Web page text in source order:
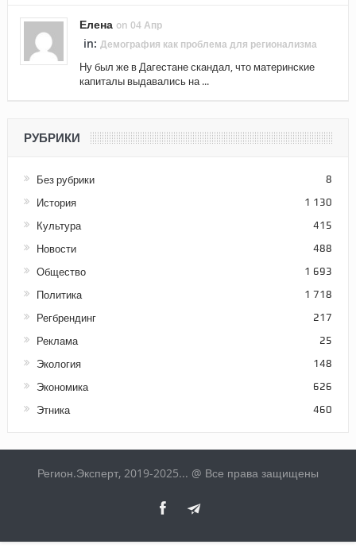
Елена on 04 Апр
in: Демография как проблема для регионализма
Ну был же в Дагестане скандал, что материнские
капиталы выдавались на ...
РУБРИКИ
Без рубрики 8
История 1 130
Культура 415
Новости 488
Общество 1 693
Политика 1 718
Регбрендинг 217
Реклама 25
Экология 148
Экономика 626
Этника 460
Регион.Эксперт, 2019-2025... @ Все права защищены